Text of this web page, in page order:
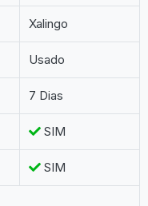
Xalingo
Usado
7 Dias
SIM
SIM